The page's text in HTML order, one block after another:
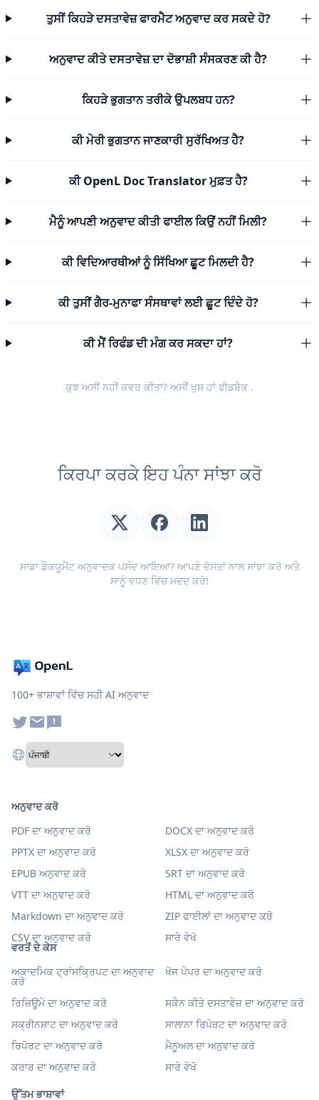
ਤੁਸੀਂ ਕਿਹੜੇ ਦਸਤਾਵੇਜ਼ ਫਾਰਮੈਟ ਅਨੁਵਾਦ ਕਰ ਸਕਦੇ ਹੋ?
ਅਨੁਵਾਦ ਕੀਤੇ ਦਸਤਾਵੇਜ਼ ਦਾ ਦੋਭਾਸ਼ੀ ਸੰਸਕਰਣ ਕੀ ਹੈ?
ਕਿਹੜੇ ਭੁਗਤਾਨ ਤਰੀਕੇ ਉਪਲਬਧ ਹਨ?
ਕੀ ਮੇਰੀ ਭੁਗਤਾਨ ਜਾਣਕਾਰੀ ਸੁਰੱਖਿਅਤ ਹੈ?
ਕੀ OpenL Doc Translator ਮੁਫ਼ਤ ਹੈ?
ਮੈਨੂੰ ਆਪਣੀ ਅਨੁਵਾਦ ਕੀਤੀ ਫਾਈਲ ਕਿਉਂ ਨਹੀਂ ਮਿਲੀ?
ਕੀ ਵਿਦਿਆਰਥੀਆਂ ਨੂੰ ਸਿੱਖਿਆ ਛੂਟ ਮਿਲਦੀ ਹੈ?
ਕੀ ਤੁਸੀਂ ਗੈਰ-ਮੁਨਾਫਾ ਸੰਸਥਾਵਾਂ ਲਈ ਛੂਟ ਦਿੰਦੇ ਹੋ?
ਕੀ ਮੈਂ ਰਿਫੰਡ ਦੀ ਮੰਗ ਕਰ ਸਕਦਾ ਹਾਂ?
ਕੁਝ ਅਸੀਂ ਨਹੀਂ ਕਵਰ ਕੀਤਾ? ਅਸੀਂ ਖੁਸ਼ ਹਾਂਫੀਡਬੈਕ .
ਕਿਰਪਾ ਕਰਕੇ ਇਹ ਪੰਨਾ ਸਾਂਝਾ ਕਰੋ
ਸਾਡਾ ਡੌਕਯੂਮੈਂਟ ਅਨੁਵਾਦਕ ਪਸੰਦ ਆਇਆ? ਆਪਣੇ ਦੋਸਤਾਂ ਨਾਲ ਸਾਂਝਾ ਕਰੋ ਅਤੇ
ਸਾਨੂੰ ਵਧਣ ਵਿੱਚ ਮਦਦ ਕਰੋ!
100+ ਭਾਸ਼ਾਵਾਂ ਵਿੱਚ ਸਹੀ AI ਅਨੁਵਾਦ
ਵਰਤੋਂ ਦੇ ਕੇਸ
ਅਕਾਦਮਿਕ ਟ੍ਰਾਂਸਕ੍ਰਿਪਟ ਦਾ ਅਨੁਵਾਦ
ਕਰੋ
ਖੋਜ ਪੇਪਰ ਦਾ ਅਨੁਵਾਦ ਕਰੋ
ਰਿਜ਼ਿਊਮੇ ਦਾ ਅਨੁਵਾਦ ਕਰੋ
ਸਕੈਨ ਕੀਤੇ ਦਸਤਾਵੇਜ਼ ਦਾ ਅਨੁਵਾਦ ਕਰੋ
ਸਕ੍ਰੀਨਸ਼ਾਟ ਦਾ ਅਨੁਵਾਦ ਕਰੋ
ਸਾਲਾਨਾ ਰਿਪੋਰਟ ਦਾ ਅਨੁਵਾਦ ਕਰੋ
ਰਿਪੋਰਟ ਦਾ ਅਨੁਵਾਦ ਕਰੋ
ਮੈਨੂਅਲ ਦਾ ਅਨੁਵਾਦ ਕਰੋ
ਕਰਾਰ ਦਾ ਅਨੁਵਾਦ ਕਰੋ
ਸਾਰੇ ਵੇਖੋ
ਉੱਤਮ ਭਾਸ਼ਾਵਾਂ
ਅਨੁਵਾਦ ਕਰੋ
PDF ਦਾ ਅਨੁਵਾਦ ਕਰੋ
DOCX ਦਾ ਅਨੁਵਾਦ ਕਰੋ
PPTX ਦਾ ਅਨੁਵਾਦ ਕਰੋ
XLSX ਦਾ ਅਨੁਵਾਦ ਕਰੋ
EPUB ਅਨੁਵਾਦ ਕਰੋ
SRT ਦਾ ਅਨੁਵਾਦ ਕਰੋ
VTT ਦਾ ਅਨੁਵਾਦ ਕਰੋ
HTML ਦਾ ਅਨੁਵਾਦ ਕਰੋ
Markdown ਦਾ ਅਨੁਵਾਦ ਕਰੋ
ZIP ਫਾਈਲਾਂ ਦਾ ਅਨੁਵਾਦ ਕਰੋ
CSV ਦਾ ਅਨੁਵਾਦ ਕਰੋ
ਸਾਰੇ ਵੇਖੋ